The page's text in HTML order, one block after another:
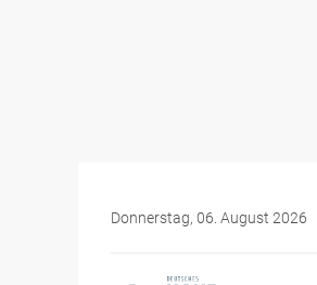
Donnerstag, 06. August 2026